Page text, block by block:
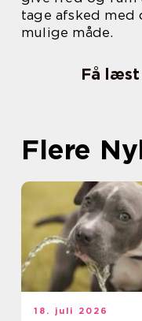
tage afsked med
mulige måde.
Få
Flere
18. juli 2026